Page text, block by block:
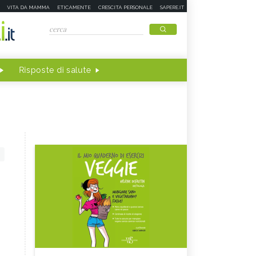
VITA DA MAMMA ETICAMENTE CRESCITA PERSONALE SAPERE.IT
Risposte di salute